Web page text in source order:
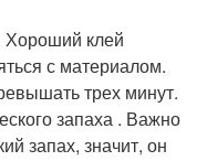
Хороший клей
с материалом.
трех минут.
запаха . Важно
запах, значит, он